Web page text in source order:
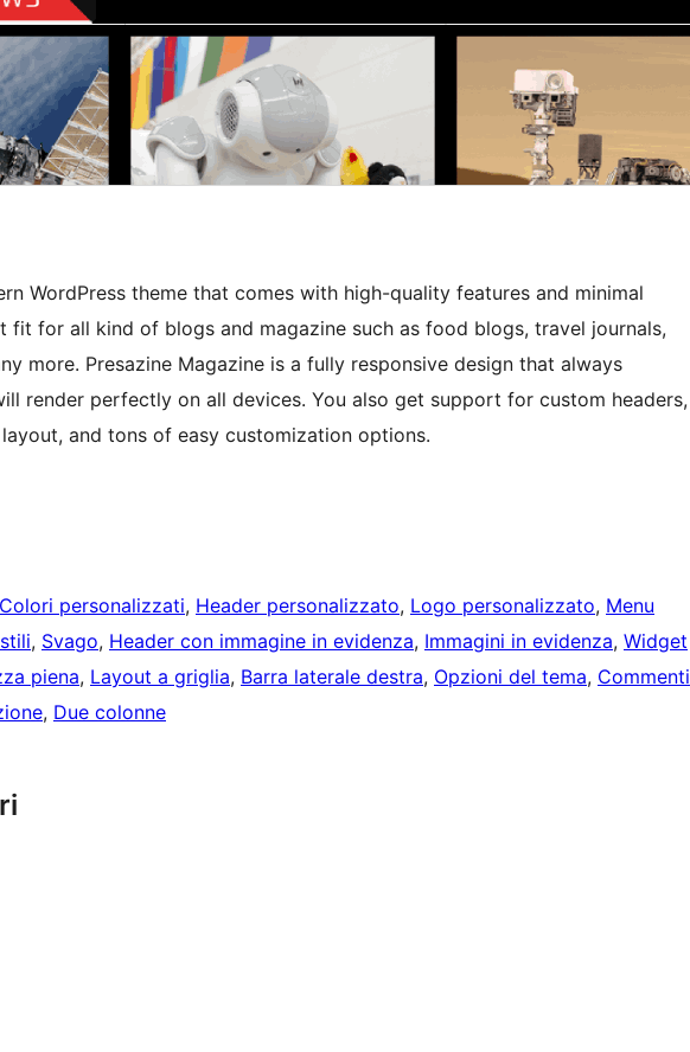
WordPress theme that comes with high-quality features and minimal
fit for all kind of blogs and magazine such as food blogs, travel journals,
more. Presazine Magazine is a fully responsive design that always
render perfectly on all devices. You also get support for custom headers,
and tons of easy customization options.
Colori personalizzati, Header personalizzato, Logo personalizzato, Menu
, Svago, Header con immagine in evidenza, Immagini in evidenza, Widget
piena, Layout a griglia, Barra laterale destra, Opzioni del tema, Commenti
, Due colonne